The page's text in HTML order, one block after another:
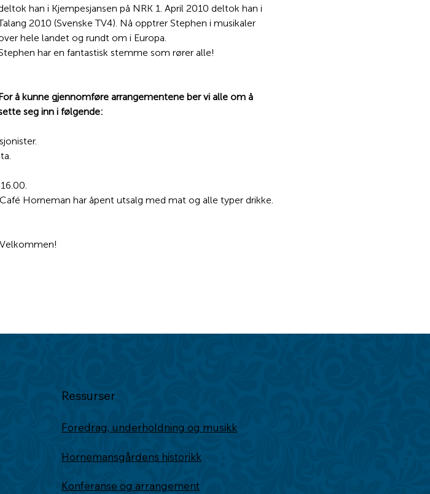
han i Kjempesjansen på NRK 1. April 2010 deltok han i
2010 (Svenske TV4). Nå opptrer Stephen i musikaler
hele landet og rundt om i Europa.
har en fantastisk stemme som rører alle!
å kunne gjennomføre arrangementene ber vi alle om å
seg inn i følgende:
Velkommen!
Ressurser
Foredrag, underholdning og musikk
Hornemansgårdens historikk
Konferanse og arrangement